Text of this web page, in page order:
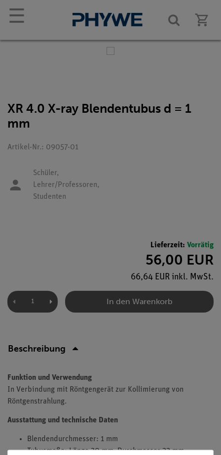
☰
XR 4.0 X-ray Blendentubus d = 1
mm
Artikel-Nr.: 09057-01
Schüler,
Lehrer/Professoren,
Studenten
Lieferzeit: Vorrätig
56,00 EUR
66,64 EUR inkl. MwSt.
In den Warenkorb
Beschreibung
Funktion und Verwendung
In Verbindung mit Röntgengerät zur Kollimierung von
Röntgenstrahlung.
Ausstattung und technische Daten
Blendendurchmesser: 1 mm
Tubusmaße: Länge 30 mm, Durchmesser 22 mm